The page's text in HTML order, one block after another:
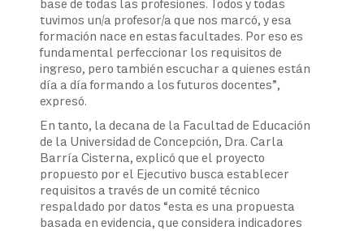
base de todas las profesiones. Todos y todas
tuvimos un/a profesor/a que nos marcó, y esa
formación nace en estas facultades. Por eso es
fundamental perfeccionar los requisitos de
ingreso, pero también escuchar a quienes están
día a día formando a los futuros docentes”,
expresó.
En tanto, la decana de la Facultad de Educación
de la Universidad de Concepción, Dra. Carla
Barría Cisterna, explicó que el proyecto
propuesto por el Ejecutivo busca establecer
requisitos a través de un comité técnico
respaldado por datos “esta es una propuesta
basada en evidencia, que considera indicadores